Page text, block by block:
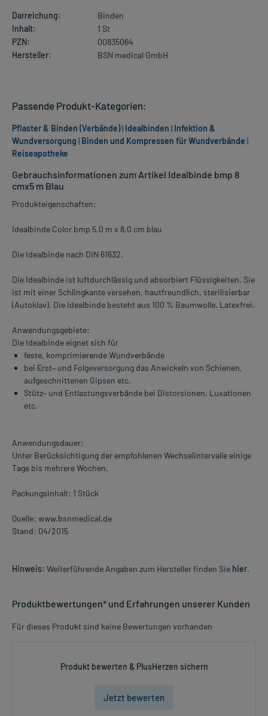
Darreichung:
Binden
Inhalt:
1 St
PZN:
00835064
Hersteller:
BSN medical GmbH
Gebrauchsinformationen zum Artikel Idealbinde bmp 8
cmx5 m Blau
Produkteigenschaften:
Idealbinde Color bmp 5,0 m x 8,0 cm blau
Die Idealbinde nach DIN 61632.
Die Idealbinde ist luftdurchlässig und absorbiert Flüssigkeiten. Sie
ist mit einer Schlingkante versehen, hautfreundlich, sterilisierbar
(Autoklav). Die Idealbinde besteht aus 100 % Baumwolle. Latexfrei.
Anwendungsgebiete:
Die Idealbinde eignet sich für
feste, komprimierende Wundverbände
bei Erst– und Folgeversorgung das Anwickeln von Schienen,
aufgeschnittenen Gipsen etc.
Stütz– und Entlastungsverbände bei Distorsionen, Luxationen
etc.
Anwendungsdauer:
Unter Berücksichtigung der empfohlenen Wechselintervalle einige
Tage bis mehrere Wochen.
Packungsinhalt: 1 Stück
Quelle: www.bsnmedical.de
Stand: 04/2015
Hinweis: Weiterführende Angaben zum Hersteller finden Sie hier.
Produktbewertungen* und Erfahrungen unserer Kunden
Für dieses Produkt sind keine Bewertungen vorhanden
Produkt bewerten & PlusHerzen sichern
Jetzt bewerten
Passende Produkt-Kategorien:
Pflaster & Binden (Verbände)| Idealbinden | Infektion &
Wundversorgung | Binden und Kompressen für Wundverbände |
Reiseapotheke